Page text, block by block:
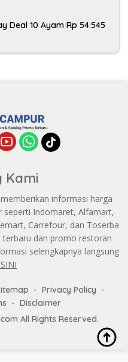
Deal 10 Ayam Rp 54.545
Kami
informasi harga
seperti Indomaret, Alfamart,
Carrefour, dan Toserba
dan promo restoran
selengkapnya langsung
Privacy Policy
Disclaimer
All Rights Reserved.